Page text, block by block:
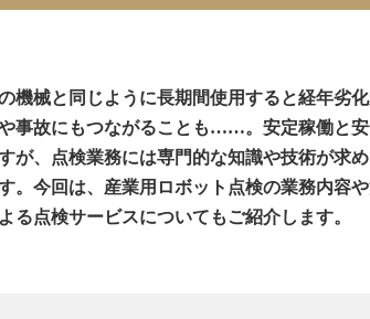
機械と同じように長期間使用すると経年劣
事故にもつながることも……。安定稼働と
が、点検業務には専門的な知識や技術が求
。今回は、産業用ロボット点検の業務内容
る点検サービスについてもご紹介します。